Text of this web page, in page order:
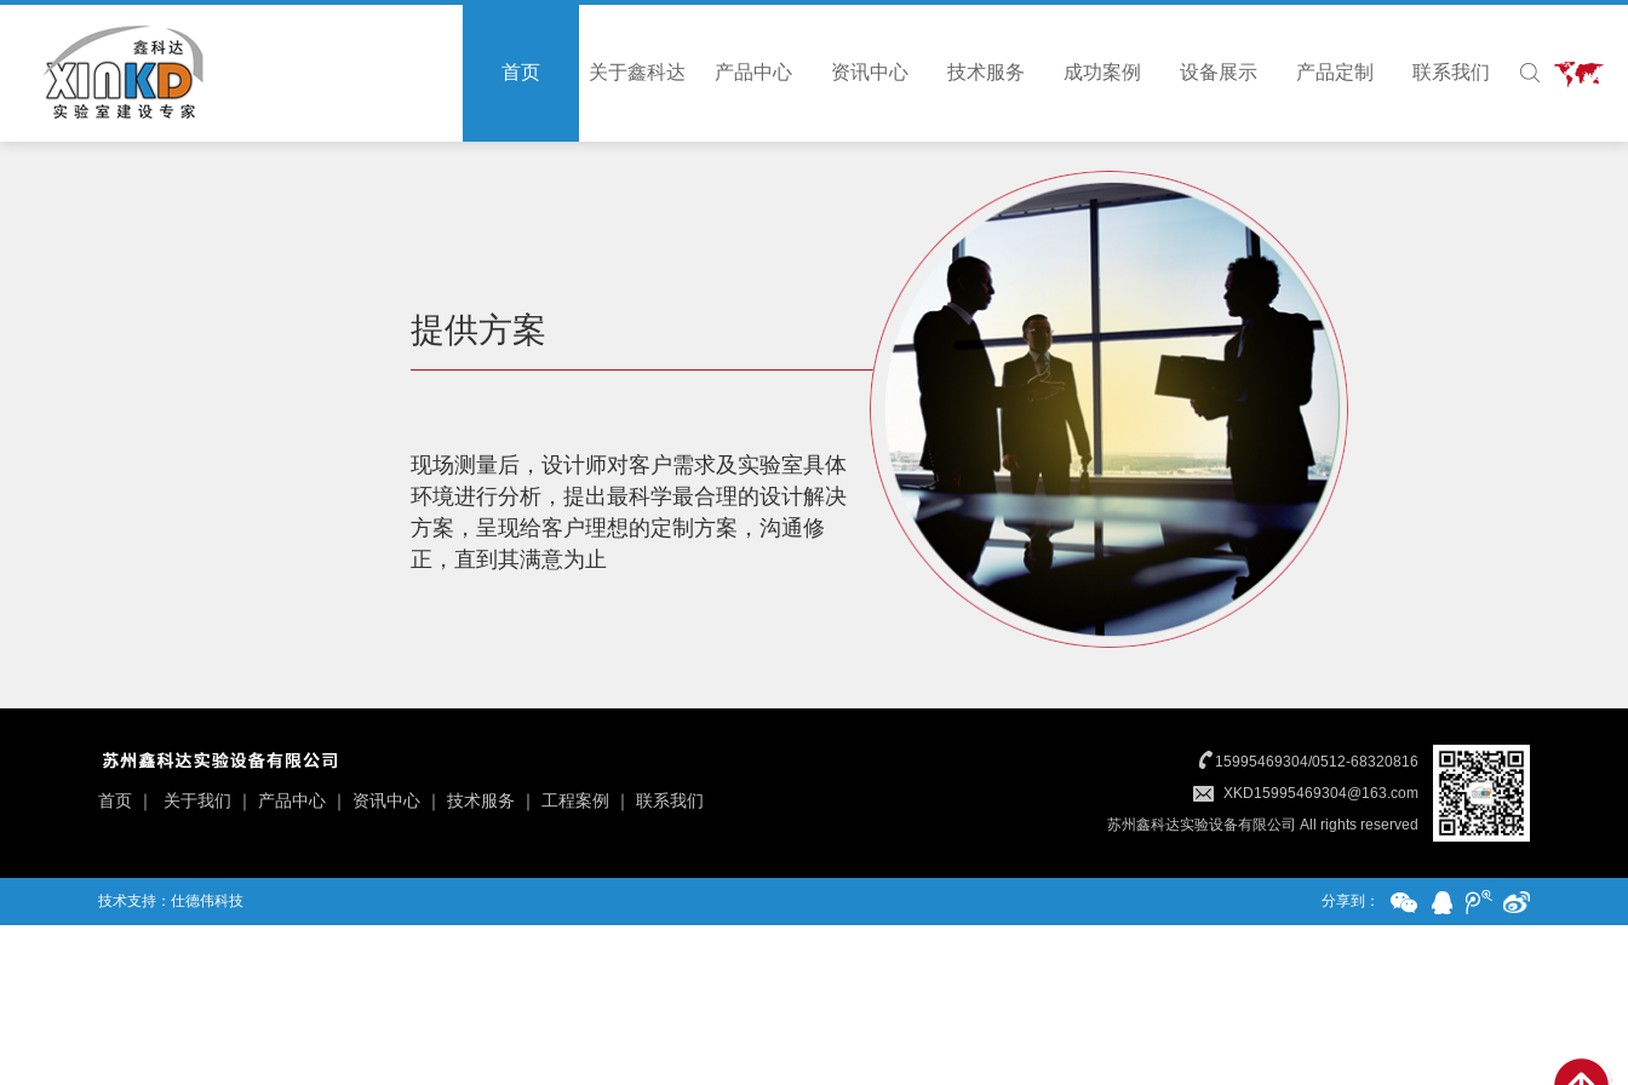
首页 关于鑫科达 产品中心 资讯中心 技术服务 成功案例 设备展示 产品定制 联系我们
提供方案
现场测量后，设计师对客户需求及实验室具体
环境进行分析，提出最科学最合理的设计解决
方案，呈现给客户理想的定制方案，沟通修
正，直到其满意为止
首页 ｜ 关于我们 ｜ 产品中心 ｜ 资讯中心 ｜ 技术服务 ｜ 工程案例 ｜ 联系我们
15995469304/0512-68320816
XKD15995469304@163.com
苏州鑫科达实验设备有限公司 All rights reserved
技术支持：仕德伟科技 分享到：